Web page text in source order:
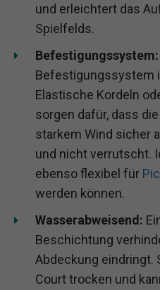
und erleichtert das
Spielfelds.
Befestigungssystem:
Befestigungssystem
Elastische Kordeln
sorgen dafür, dass
starkem Wind sicher
und nicht verrutscht.
ebenso flexibel für
werden können.
Wasserabweisend:
Beschichtung
Abdeckung eindringt.
Court trocken und